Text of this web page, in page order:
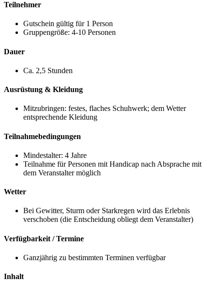
Teilnehmer
Gutschein gültig für 1 Person
Gruppengröße: 4-10 Personen
Dauer
Ca. 2,5 Stunden
Ausrüstung & Kleidung
Mitzubringen: festes, flaches Schuhwerk; dem Wetter
entsprechende Kleidung
Teilnahmebedingungen
Mindestalter: 4 Jahre
Teilnahme für Personen mit Handicap nach Absprache mit
dem Veranstalter möglich
Wetter
Bei Gewitter, Sturm oder Starkregen wird das Erlebnis
verschoben (die Entscheidung obliegt dem Veranstalter)
Verfügbarkeit / Termine
Ganzjährig zu bestimmten Terminen verfügbar
Inhalt